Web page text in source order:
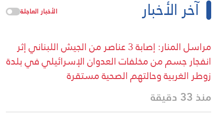
آخر الأخبار الأخبار العاجلة
مراسل المنار: إصابة 3 عناصر من الجيش اللبناني إثر
انفجار جسم من مخلفات العدوان الإسرائيلي في بلدة
زوطر الغربية وحالتهم الصحية مستقرة
منذ 33 دقيقة